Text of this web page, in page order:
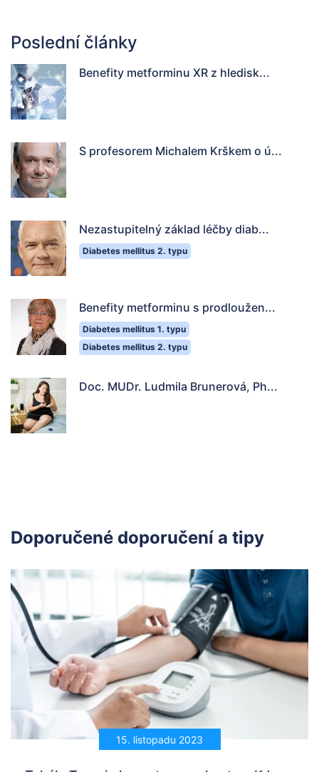
Poslední články
Benefity metforminu XR z hledisk...
S profesorem Michalem Krškem o ú...
Nezastupitelný základ léčby diab...
Diabetes mellitus 2. typu
Benefity metforminu s prodloužen...
Diabetes mellitus 1. typu
Diabetes mellitus 2. typu
Doc. MUDr. Ludmila Brunerová, Ph...
Doporučené doporučení a tipy
15. listopadu 2023